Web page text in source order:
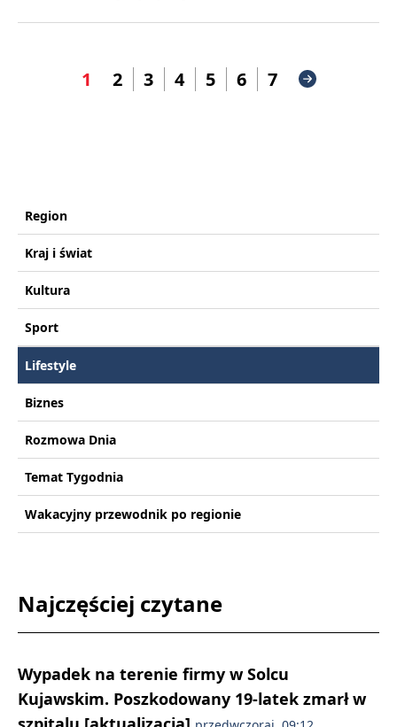
1 2 3 4 5 6 7
Region
Kraj i świat
Kultura
Sport
Lifestyle
Biznes
Rozmowa Dnia
Temat Tygodnia
Wakacyjny przewodnik po regionie
Najczęściej czytane
Wypadek na terenie firmy w Solcu
Kujawskim. Poszkodowany 19-latek zmarł w